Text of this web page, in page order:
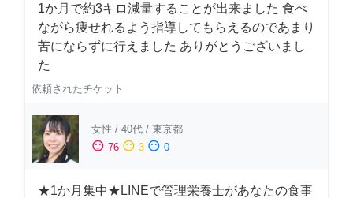
1か月で約3キロ減量することが出来ました 食べ
ながら痩せれるよう指導してもらえるのであまり
苦にならずに行えました ありがとうございまし
た
依頼されたチケット
女性 / 40代 / 東京都
sentiment_satisfied 76 sentiment_neutral 3 sentiment_dissatisfied 0
★1か月集中★LINEで管理栄養士があなたの食事